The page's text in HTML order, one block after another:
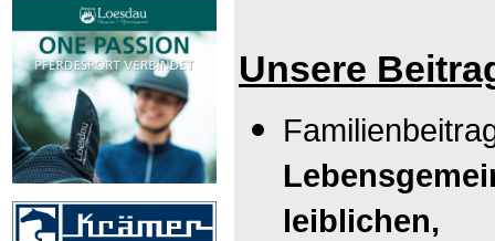
Unsere